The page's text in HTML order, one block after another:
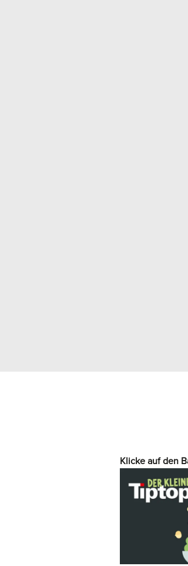
Klicke auf den